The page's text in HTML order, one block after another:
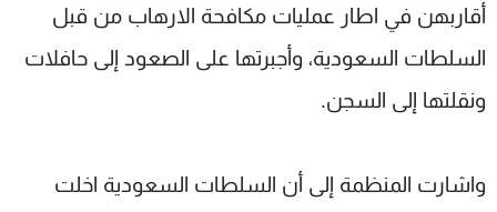
أقاربهن في اطار عمليات مكافحة الارهاب من قبل
السلطات السعودية، وأجبرتها على الصعود إلى حافلات
ونقلتها إلى السجن.
واشارت المنظمة إلى أن السلطات السعودية اخلت